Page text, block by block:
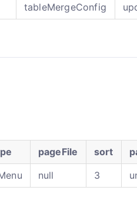
tableMergeConfig
pageFile sort
null 3